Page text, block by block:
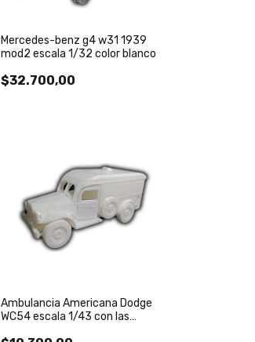
Mercedes-benz g4 w31 1939
mod2 escala 1/32 color blanco
$32.700,00
Ambulancia Americana Dodge
WC54 escala 1/43 con las